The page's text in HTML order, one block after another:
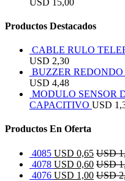
Productos Destacados
CABLE RULO
USD 2,30
BUZZER
USD 4,48
MODULO SENSOR
CAPACITIVO USD
Productos En Oferta
4085 USD 0,65 USD
4078 USD 0,60 USD
4076 USD 1,00 USD